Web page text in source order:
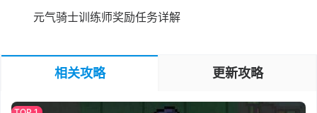
元气骑士训练师奖励任务详解
相关攻略 更新攻略